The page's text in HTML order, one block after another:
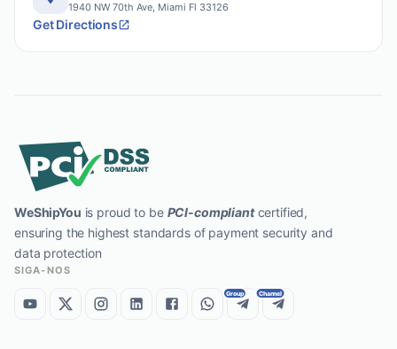
1940 NW 70th Ave, Miami Fl 33126
Get Directions
WeShipYou is proud to be PCI-compliantcertified,
ensuring the highest standards of payment security and
data protection
SIGA-NOS
Group Channel